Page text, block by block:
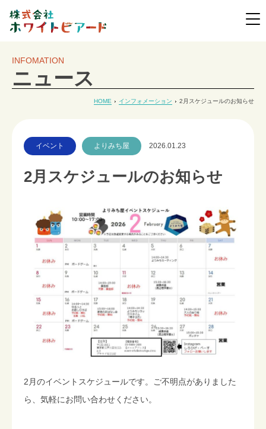
INFOMATION
ニュース
HOME インフォメーション 2月スケジュールのお知らせ
イベント よりみち屋 2026.01.23
2月スケジュールのお知らせ
2月のイベントスケジュールです。ご不明点がありました
ら、気軽にお問い合わせください。